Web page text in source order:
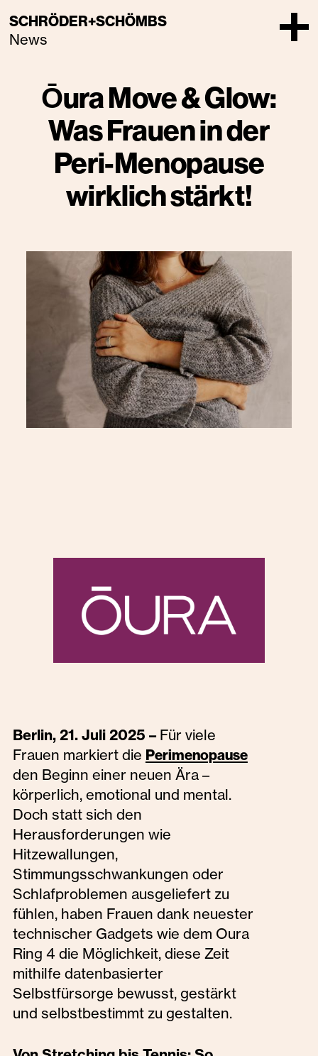
SCHRÖDER+SCHÖMBS
News
Ōura Move & Glow:
Was Frauen in der
Peri-Menopause
wirklich stärkt!
Berlin, 21. Juli 2025 –Für viele
Frauen markiert die Perimenopause
den Beginn einer neuen Ära –
körperlich, emotional und mental.
Doch statt sich den
Herausforderungen wie
Hitzewallungen,
Stimmungsschwankungen oder
Schlafproblemen ausgeliefert zu
fühlen, haben Frauen dank neuester
technischer Gadgets wie dem Oura
Ring 4 die Möglichkeit, diese Zeit
mithilfe datenbasierter
Selbstfürsorge bewusst, gestärkt
und selbstbestimmt zu gestalten.